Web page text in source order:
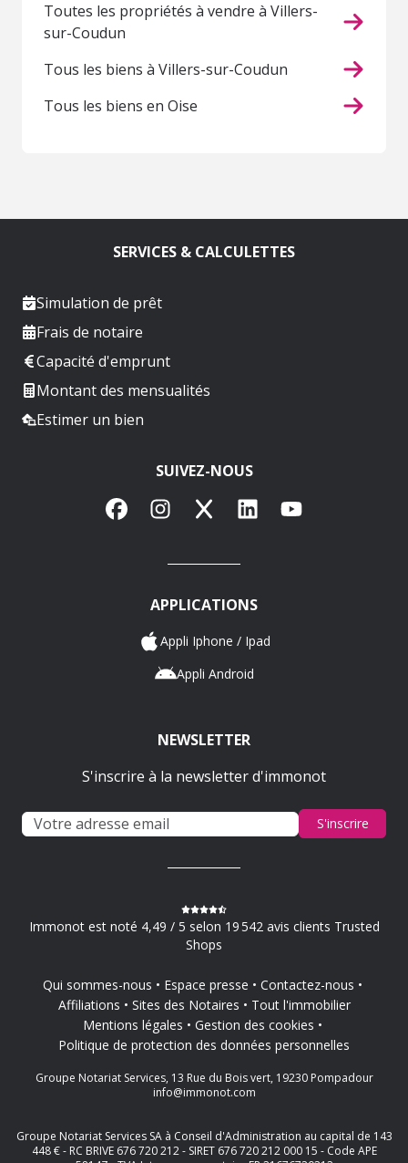
Toutes les propriétés à vendre à Villers-
sur-Coudun
Tous les biens à Villers-sur-Coudun
Tous les biens en Oise
SERVICES & CALCULETTES
Simulation de prêt
Frais de notaire
Capacité d'emprunt
Montant des mensualités
Estimer un bien
SUIVEZ-NOUS
FacebookInstagram
X LinkedInYouTube
APPLICATIONS
Appli Iphone / Ipad
Appli Android
NEWSLETTER
S'inscrire à la newsletter d'immonot
S'inscrire
Immonot est noté 4,49 / 5 selon 19 542 avis clients Trusted
Shops
Qui sommes-nous Espace presse
Contactez-nous
Affiliations
Sites des Notaires
Tout l'immobilier
Mentions légales
Gestion des cookies
Politique de protection des données personnelles
Groupe Notariat Services, 13 Rue du Bois vert, 19230 Pompadour
info@immonot.com
Groupe Notariat Services SA à Conseil d'Administration au capital de 143
448 € - RC BRIVE 676 720 212 - SIRET 676 720 212 000 15 - Code APE